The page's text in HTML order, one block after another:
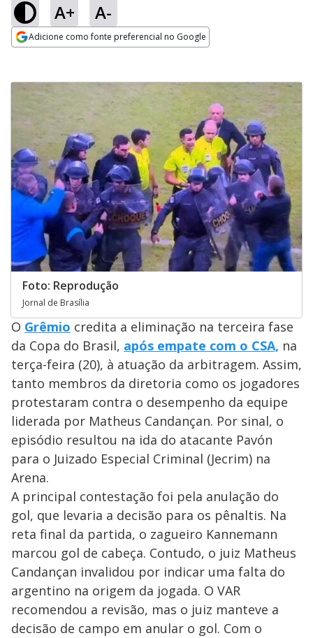
A+ A-
Adicione como fonte preferencial no Google
Foto: Reprodução
Jornal de Brasília
O Grêmio credita a eliminação na terceira fase
da Copa do Brasil, após empate com o CSA, na
terça-feira (20), à atuação da arbitragem. Assim,
tanto membros da diretoria como os jogadores
protestaram contra o desempenho da equipe
liderada por Matheus Candançan. Por sinal, o
episódio resultou na ida do atacante Pavón
para o Juizado Especial Criminal (Jecrim) na
Arena.
A principal contestação foi pela anulação do
gol, que levaria a decisão para os pênaltis. Na
reta final da partida, o zagueiro Kannemann
marcou gol de cabeça. Contudo, o juiz Matheus
Candançan invalidou por indicar uma falta do
argentino na origem da jogada. O VAR
recomendou a revisão, mas o juiz manteve a
decisão de campo em anular o gol. Com o